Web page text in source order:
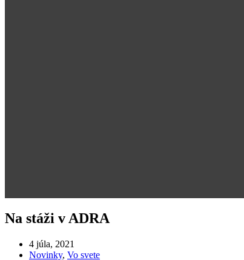
Na stáži v ADRA
4 júla, 2021
Novinky, Vo svete